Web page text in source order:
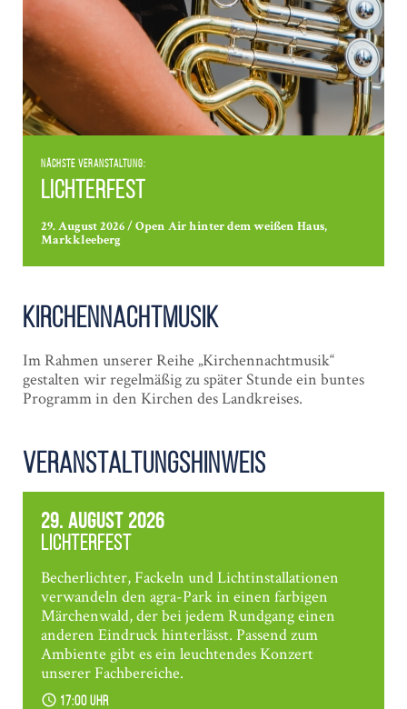
Nächste Veranstaltung:
Lichterfest
29. August 2026 / Open Air hinter dem weißen Haus,
Markkleeberg
Kirchen­nacht­musik
Im Rahmen unserer Reihe „Kirchennachtmusik“
gestalten wir regelmäßig zu später Stunde ein buntes
Programm in den Kirchen des Landkreises.
Veranstaltungshinweis
29. August 2026
Lichterfest
Becherlichter, Fackeln und Lichtinstallationen
verwandeln den agra-Park in einen farbigen
Märchenwald, der bei jedem Rundgang einen
anderen Eindruck hinterlässt. Passend zum
Ambiente gibt es ein leuchtendes Konzert
unserer Fachbereiche.
17:00 Uhr